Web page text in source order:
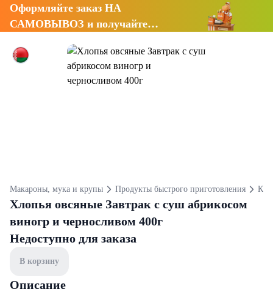
Оформляйте заказ НА
САМОВЫВОЗ и получайте
Макароны, мука и крупы Продукты быстрого приготовления
Хлопья овсяные Завтрак с суш абрикосом
виногр и черносливом 400г
Недоступно для заказа
В корзину
Описание